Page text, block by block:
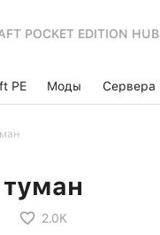
POCKET EDITION HUB
PE Моды Сервера
2.0K